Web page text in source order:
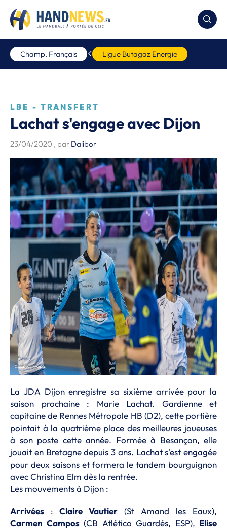
Champ. Français Ligue Butagaz Energie
LBE - TRANSFERT
Lachat s'engage avec Dijon
23/04/2020 , par Dalibor
La JDA Dijon enregistre sa sixième arrivée pour la
saison prochaine : Marie Lachat. Gardienne et
capitaine de Rennes Métropole HB (D2), cette portière
pointait à la quatrième place des meilleures joueuses
à son poste cette année. Formée à Besançon, elle
jouait en Bretagne depuis 3 ans. Lachat s'est engagée
pour deux saisons et formera le tandem bourguignon
avec Christina Elm dès la rentrée.
Les mouvements à Dijon :
Arrivées : Claire Vautier (St Amand les Eaux),
Carmen Campos(CB Atlético Guardés, ESP), Elise